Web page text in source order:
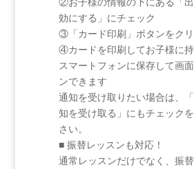
効にする」にチェック
③「カード印刷」ボタンをク
④カードを印刷してお子様に持
スマートフォンに保存して画
ンできます
通知を受け取りたい場合は、
知を受け取る」にもチェック
さい。
■ 振替レッスンも対応！
通常レッスンだけでなく、振